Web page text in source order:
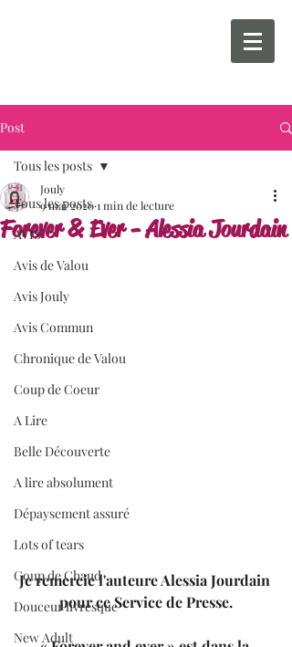
Post
Tous les posts
AVIS
Avis de Valou
Avis Jouly
Avis Commun
Chronique de Valou
Coup de Coeur
A Lire
Belle Découverte
A lire absolument
Dépaysement assuré
Lots of tears
Coup de Chaud
Douceur livresque
New Adult
Tous les posts
Forever & Ever - Alessia Jourdain
Jouly
9 mai 20201 min de lecture
Je remercie l'auteure Alessia Jourdain
pour ce Service de Presse.